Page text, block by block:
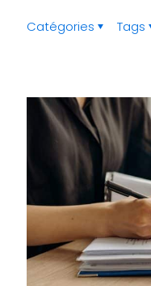
Catégories Tags